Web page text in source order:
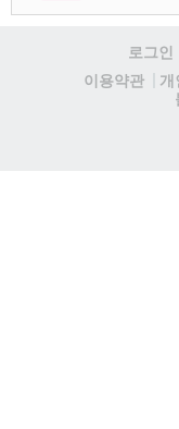
로그인
이용약관
개